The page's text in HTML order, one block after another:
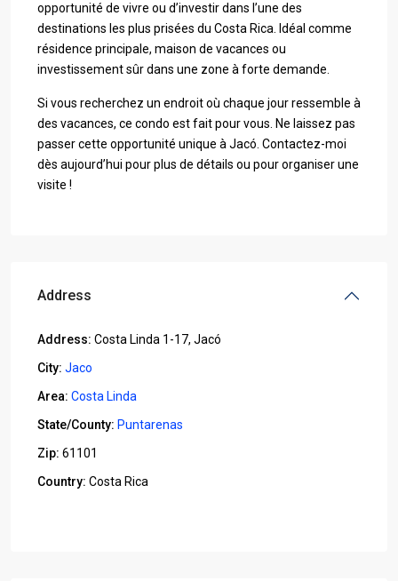
opportunité de vivre ou d’investir dans l’une des
destinations les plus prisées du Costa Rica. Idéal comme
résidence principale, maison de vacances ou
investissement sûr dans une zone à forte demande.
Si vous recherchez un endroit où chaque jour ressemble à
des vacances, ce condo est fait pour vous. Ne laissez pas
passer cette opportunité unique à Jacó. Contactez-moi
dès aujourd’hui pour plus de détails ou pour organiser une
visite !
Address
Address: Costa Linda 1-17, Jacó
City: Jaco
Area: Costa Linda
State/County: Puntarenas
Zip: 61101
Country: Costa Rica